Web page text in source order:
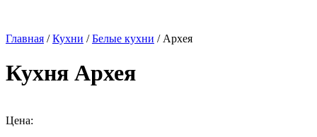
Главная /Кухни /Белые кухни / Архея
Кухня Архея
Цена: